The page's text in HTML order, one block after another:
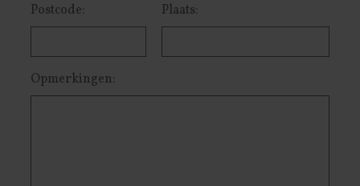
Postcode: Plaats:
Opmerkingen: